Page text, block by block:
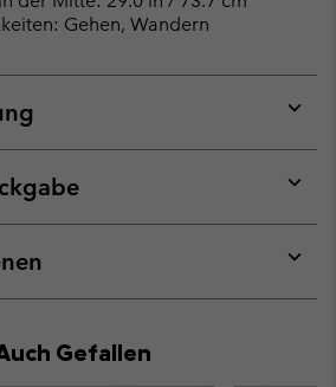
Gehen, Wandern
or
or
or
Gefallen